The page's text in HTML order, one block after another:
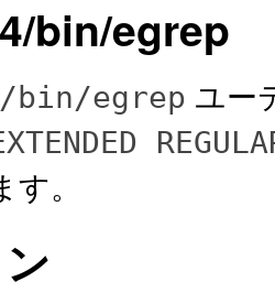
bin/egrep
bin/egrep ユー
。